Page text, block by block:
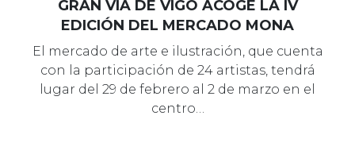
GRAN VÍA DE VIGO ACOGE LA IV
EDICIÓN DEL MERCADO MONA
El mercado de arte e ilustración, que cuenta
con la participación de 24 artistas, tendrá
lugar del 29 de febrero al 2 de marzo en el
centro…